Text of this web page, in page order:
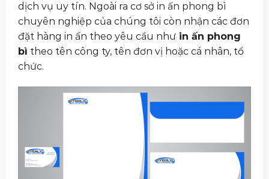
dịch vụ uy tín. Ngoài ra cơ sở in ấn phong bì
chuyên nghiệp của chúng tôi còn nhận các đơn
đặt hàng in ấn theo yêu cầu như in ấn phong
bì theo tên công ty, tên đơn vị hoặc cá nhân, tổ
chức.